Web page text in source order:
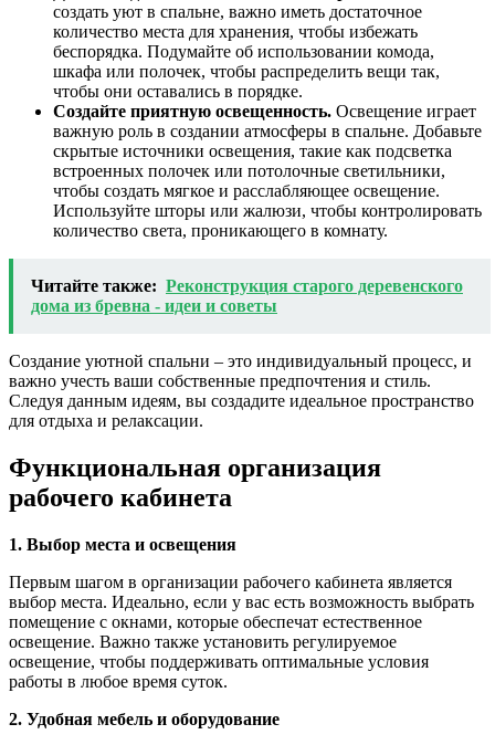
создать уют в спальне, важно иметь достаточное
количество места для хранения, чтобы избежать
беспорядка. Подумайте об использовании комода,
шкафа или полочек, чтобы распределить вещи так,
чтобы они оставались в порядке.
Создайте приятную освещенность. Освещение играет
важную роль в создании атмосферы в спальне. Добавьте
скрытые источники освещения, такие как подсветка
встроенных полочек или потолочные светильники,
чтобы создать мягкое и расслабляющее освещение.
Используйте шторы или жалюзи, чтобы контролировать
количество света, проникающего в комнату.
Читайте также: Реконструкция старого деревенского
дома из бревна - идеи и советы
Создание уютной спальни – это индивидуальный процесс, и
важно учесть ваши собственные предпочтения и стиль.
Следуя данным идеям, вы создадите идеальное пространство
для отдыха и релаксации.
Функциональная организация
рабочего кабинета
1. Выбор места и освещения
Первым шагом в организации рабочего кабинета является
выбор места. Идеально, если у вас есть возможность выбрать
помещение с окнами, которые обеспечат естественное
освещение. Важно также установить регулируемое
освещение, чтобы поддерживать оптимальные условия
работы в любое время суток.
2. Удобная мебель и оборудование